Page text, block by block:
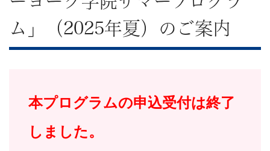
イ
ト】
ム」（2025年夏）のご案内
本プログラムの申込受付は終了
しました。